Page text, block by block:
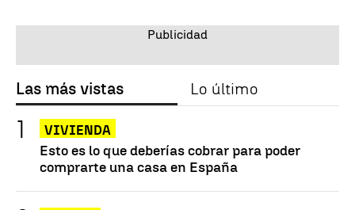
Las más vistas Lo último
VIVIENDA
Esto es lo que deberías cobrar para poder
comprarte una casa en España